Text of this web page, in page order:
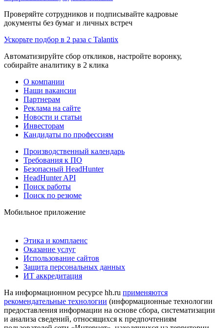
Проверяйте сотрудников и подписывайте кадровые
документы без бумаг и личных встреч
Ускорьте подбор в 2 раза с Talantix
Автоматизируйте сбор откликов, настройте воронку,
собирайте аналитику в 2 клика
О компании
Наши вакансии
Партнерам
Реклама на сайте
Новости и статьи
Инвесторам
Кандидаты по профессиям
Производственный календарь
Требования к ПО
Безопасный HeadHunter
HeadHunter API
Поиск работы
Поиск по резюме
Мобильное приложение
Этика и комплаенс
Оказание услуг
Использование сайтов
Защита персональных данных
ИТ аккредитация
На информационном ресурсе hh.ru применяются
рекомендательные технологии (информационные технологии
предоставления информации на основе сбора, систематизации
и анализа сведений, относящихся к предпочтениям